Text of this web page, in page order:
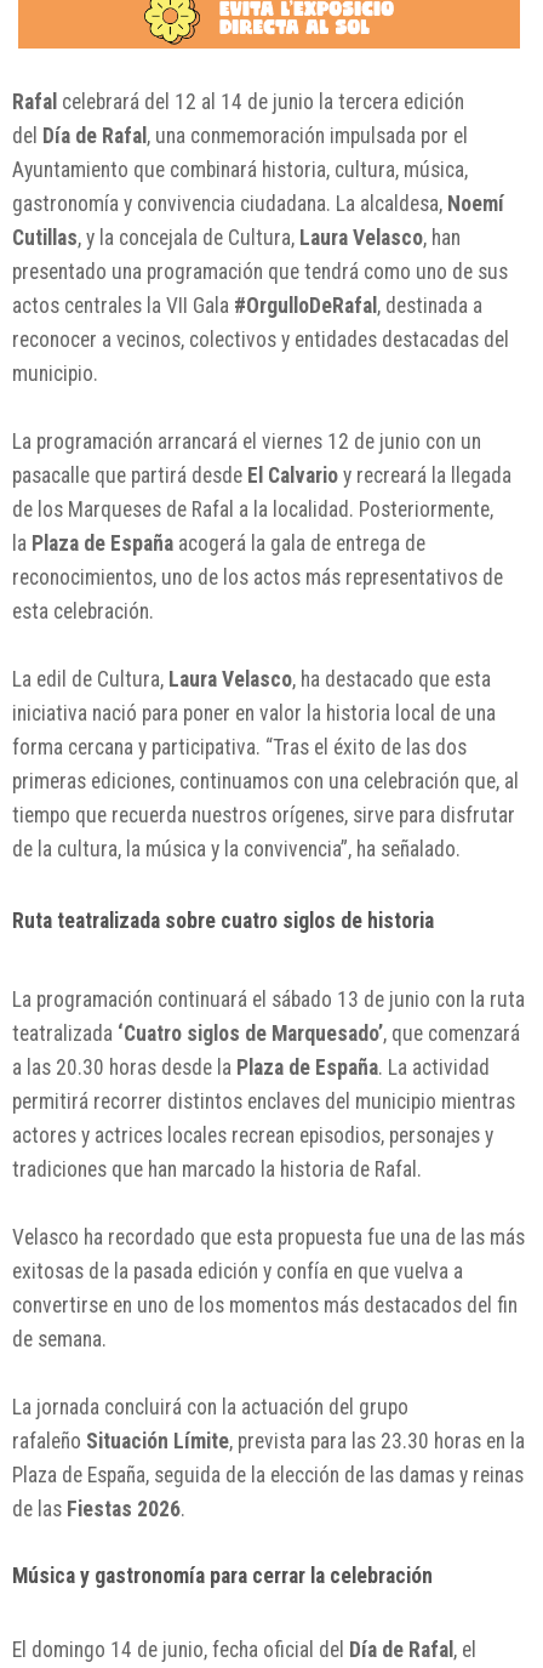
Rafal celebrará del 12 al 14 de junio la tercera edición
del Día de Rafal , una conmemoración impulsada por el
Ayuntamiento que combinará historia, cultura, música,
gastronomía y convivencia ciudadana. La alcaldesa, Noemí
Cutillas, y la concejala de Cultura, Laura Velasco, han
presentado una programación que tendrá como uno de sus
actos centrales la VII Gala #OrgulloDeRafal , destinada a
reconocer a vecinos, colectivos y entidades destacadas del
municipio.
La programación arrancará el viernes 12 de junio con un
pasacalle que partirá desde El Calvario y recreará la llegada
de los Marqueses de Rafal a la localidad. Posteriormente,
la Plaza de España acogerá la gala de entrega de
reconocimientos, uno de los actos más representativos de
esta celebración.
La edil de Cultura, Laura Velasco, ha destacado que esta
iniciativa nació para poner en valor la historia local de una
forma cercana y participativa. “Tras el éxito de las dos
primeras ediciones, continuamos con una celebración que, al
tiempo que recuerda nuestros orígenes, sirve para disfrutar
de la cultura, la música y la convivencia”, ha señalado.
Ruta teatralizada sobre cuatro siglos de historia
La programación continuará el sábado 13 de junio con la ruta
teatralizada ‘Cuatro siglos de Marquesado’, que comenzará
a las 20.30 horas desde la Plaza de España. La actividad
permitirá recorrer distintos enclaves del municipio mientras
actores y actrices locales recrean episodios, personajes y
tradiciones que han marcado la historia de Rafal.
Velasco ha recordado que esta propuesta fue una de las más
exitosas de la pasada edición y confía en que vuelva a
convertirse en uno de los momentos más destacados del fin
de semana.
La jornada concluirá con la actuación del grupo
rafaleño Situación Límite, prevista para las 23.30 horas en la
Plaza de España, seguida de la elección de las damas y reinas
de las Fiestas 2026.
Música y gastronomía para cerrar la celebración
El domingo 14 de junio, fecha oficial del Día de Rafal , el